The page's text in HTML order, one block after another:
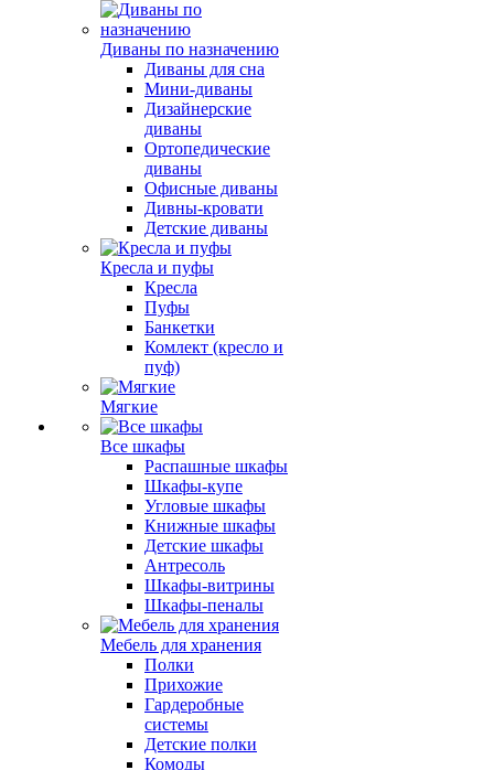
Диваны по назначению
Диваны для сна
Мини-диваны
Дизайнерские
диваны
Ортопедические
диваны
Офисные диваны
Дивны-кровати
Детские диваны
Кресла и пуфы
Кресла
Пуфы
Банкетки
Комлект (кресло и
пуф)
Мягкие
Все шкафы
Распашные шкафы
Шкафы-купе
Угловые шкафы
Книжные шкафы
Детские шкафы
Антресоль
Шкафы-витрины
Шкафы-пеналы
Мебель для хранения
Полки
Прихожие
Гардеробные
системы
Детские полки
Комоды